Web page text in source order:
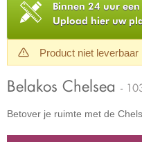
Binnen 24 uur
Upload hier uw
Product niet leverbaar
Belakos Chelsea -
Betover je ruimte met de